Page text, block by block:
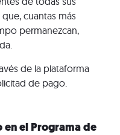
cuantas más
permanezcan,
de la plataforma
de pago.
en el Programa de